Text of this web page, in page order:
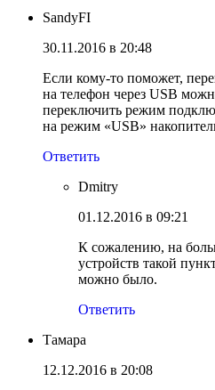
SandyFI
30.11.2016 в 20:48
Если кому-то поможет,
на телефон через USB
переключить режим
на режим «USB»
Ответить
Dmitry
01.12.2016 в 09:21
К сожалению, на
устройств такой
можно было.
Ответить
Тамара
12.12.2016 в 20:08